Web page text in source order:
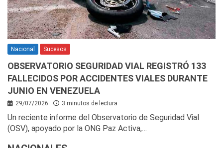
Nacional Sucesos
OBSERVATORIO SEGURIDAD VIAL REGISTRÓ 133
FALLECIDOS POR ACCIDENTES VIALES DURANTE
JUNIO EN VENEZUELA
29/07/2026 3 minutos de lectura
Un reciente informe del Observatorio de Seguridad Vial
(OSV), apoyado por la ONG Paz Activa,…